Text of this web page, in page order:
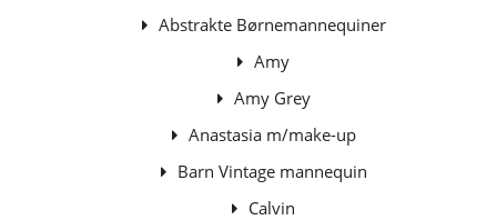
Abstrakte Børnemannequiner
Amy
Amy Grey
Anastasia m/make-up
Barn Vintage mannequin
Calvin